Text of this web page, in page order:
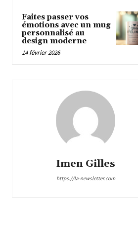
Faites passer vos
émotions avec un mug
personnalisé au
design moderne
14 février 2026
Imen Gilles
https://la-newsletter.com